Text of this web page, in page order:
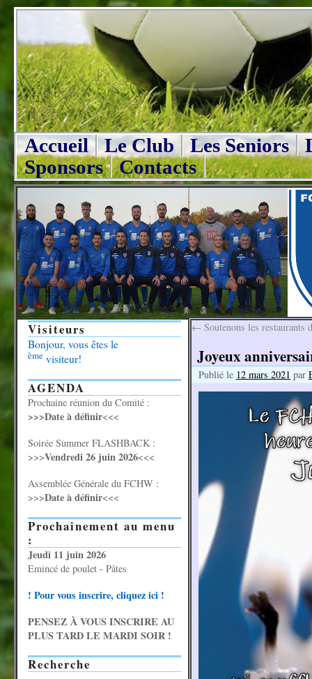
Accueil Le Club Les Seniors
Sponsors
Contacts
← Soutenons les restaurants
Joyeux
Publié le 12 mars 2021 par
Visiteurs
Bonjour, vous êtes le
ème visiteur!
AGENDA
Prochaine réunion du Comité :
>>>Date à définir<<<
Soirée Summer FLASHBACK :
>>>Vendredi 26 juin 2026<<<
Assemblée Générale du FCHW :
>>>Date à définir<<<
Prochainement au menu
:
Jeudi 11 juin 2026
Emincé de poulet - Pâtes
! Pour vous inscrire, cliquez ici !
PENSEZ À VOUS INSCRIRE AU
PLUS TARD LE MARDI SOIR !
Recherche